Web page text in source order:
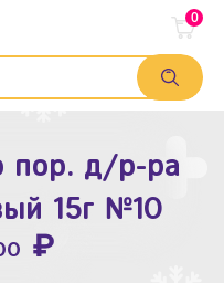
0
пор. д/р-ра
15г №10
₽
10мг №10
₽